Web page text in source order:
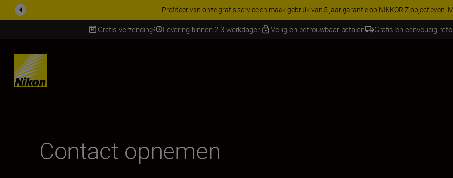
Profiteer van onze gratis service en maak gebruik van 5 jaar garantie op NIKKOR Z-objectieven.
Gratis verzending Levering binnen 2-3 werkdagen Veilig en betrouwbaar betalen Gratis en eenvoudig
SKIP
Contact opnemen